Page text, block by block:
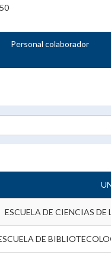
Personal colaborador
ESCUELA DE CIENCIAS
DE